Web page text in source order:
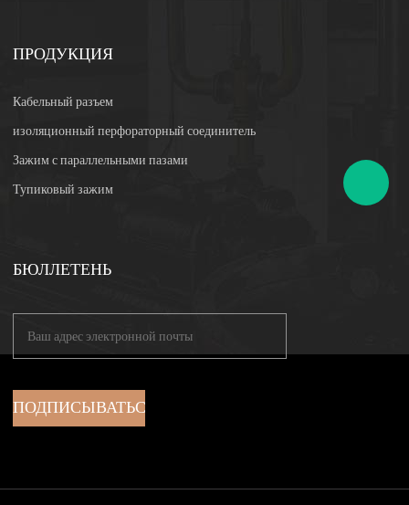
ПРОДУКЦИЯ
Кабельный разъем
изоляционный перфораторный соединитель
Зажим с параллельными пазами
Тупиковый зажим
БЮЛЛЕТЕНЬ